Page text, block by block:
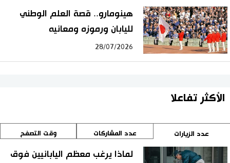
هينومارو.. قصة العلم الوطني
لليابان ورموزه ومعانيه
28/07/2026
الأكثر تفاعلا
عدد الزيارات عدد المشاركات وقت التصفح
لماذا يرغب معظم اليابانيين فوق